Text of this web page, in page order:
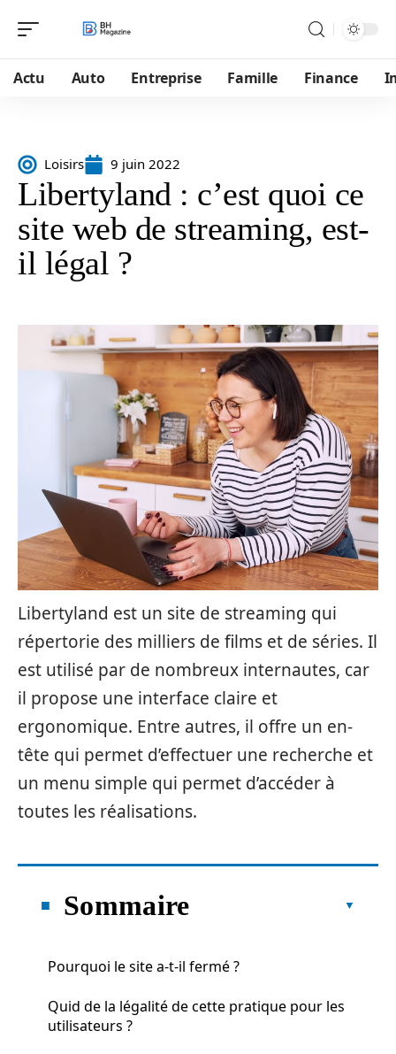
Actu Auto Entreprise Famille Finance
Loisirs 9 juin 2022
Libertyland : c’est quoi ce
site web de streaming, est-
il légal ?
Libertyland est un site de streaming qui
répertorie des milliers de films et de séries. Il
est utilisé par de nombreux internautes, car
il propose une interface claire et
ergonomique. Entre autres, il offre un en-
tête qui permet d’effectuer une recherche et
un menu simple qui permet d’accéder à
toutes les réalisations.
Sommaire
Pourquoi le site a-t-il fermé ?
Quid de la légalité de cette pratique pour les
utilisateurs ?